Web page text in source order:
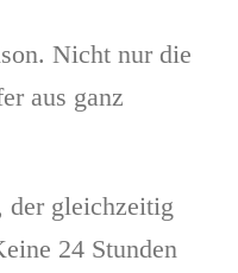
Nicht nur die
aus ganz
der gleichzeitig
24 Stunden